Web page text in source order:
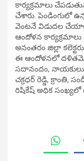
కార్యక్రమాలు
చేశారు. పెండింగులో
వెంటనే విడుదల
ఆందోళన
అనంతరం జిల్లా
ఈ ఆందోళనలో
సదానందం,
చక్రధర్ రెడ్డి, క్రాంతి,
రిషికేష్ అధిక సంఖ్యలో